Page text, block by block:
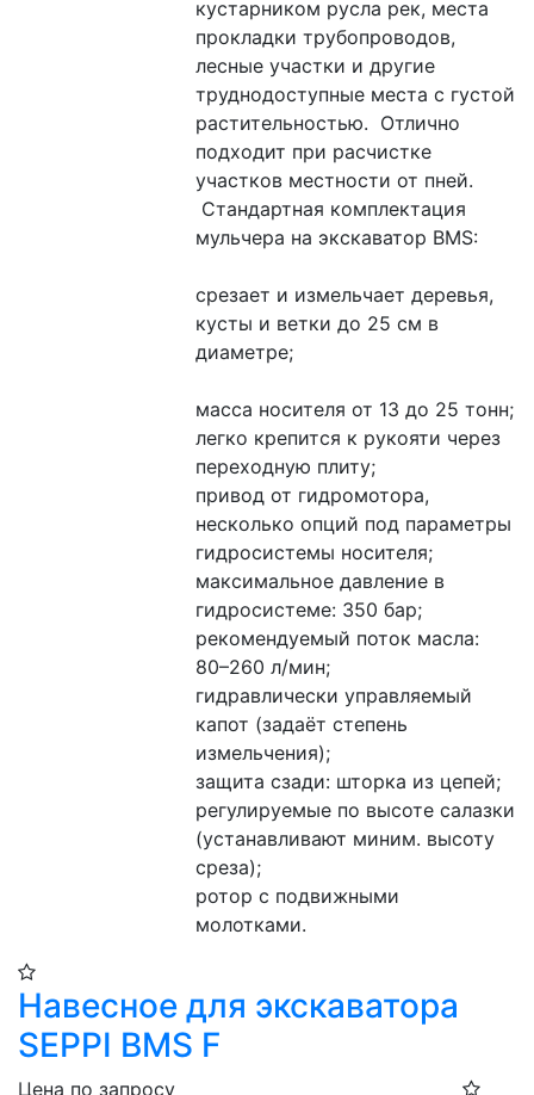
кустарником русла рек, места
прокладки трубопроводов,
лесные участки и другие
труднодоступные места с густой
растительностью.  Отлично
подходит при расчистке
участков местности от пней.
мульчера на экскаватор BMS:
срезает и измельчает деревья,
кусты и ветки до 25 см в
диаметре;
масса носителя от 13 до 25 тонн;
легко крепится к рукояти через
переходную плиту;
привод от гидромотора,
несколько опций под параметры
гидросистемы носителя;
максимальное давление в
гидросистеме: 350 бар;
рекомендуемый поток масла:
80–260 л/мин;
гидравлически управляемый
капот (задаёт степень
измельчения);
защита сзади: шторка из цепей;
регулируемые по высоте салазки
(устанавливают миним. высоту
среза);
ротор с подвижными
молотками.
Навесное для экскаватора
SEPPI BMS F
Цена по запросу